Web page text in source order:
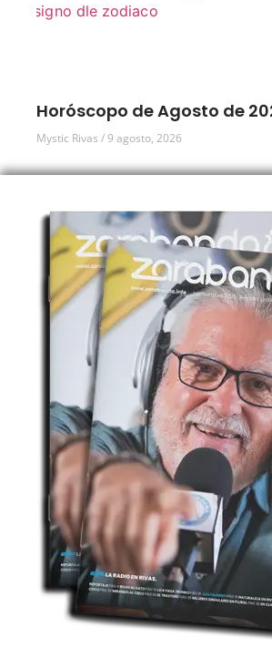
Horóscopo de Agosto de
Mystic Rivas 9 agosto, 2026